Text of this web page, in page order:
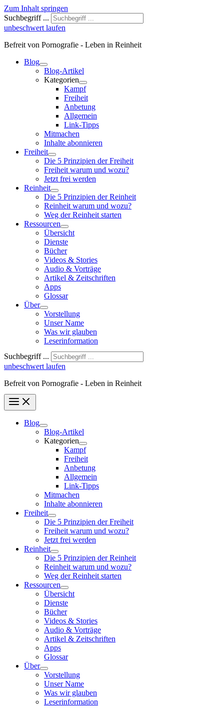
Zum Inhalt springen
Suchbegriff ...
unbeschwert laufen
Befreit von Pornografie - Leben in Reinheit
Blog
Blog-Artikel
Kategorien
Kampf
Freiheit
Anbetung
Allgemein
Link-Tipps
Mitmachen
Inhalte abonnieren
Freiheit
Die 5 Prinzipien der Freiheit
Freiheit warum und wozu?
Jetzt frei werden
Reinheit
Die 5 Prinzipien der Reinheit
Reinheit warum und wozu?
Weg der Reinheit starten
Ressourcen
Übersicht
Dienste
Bücher
Videos & Stories
Audio & Vorträge
Artikel & Zeitschriften
Apps
Glossar
Über
Vorstellung
Unser Name
Was wir glauben
Leser­infor­mation
Suchbegriff ...
unbeschwert laufen
Befreit von Pornografie - Leben in Reinheit
Blog
Blog-Artikel
Kategorien
Kampf
Freiheit
Anbetung
Allgemein
Link-Tipps
Mitmachen
Inhalte abonnieren
Freiheit
Die 5 Prinzipien der Freiheit
Freiheit warum und wozu?
Jetzt frei werden
Reinheit
Die 5 Prinzipien der Reinheit
Reinheit warum und wozu?
Weg der Reinheit starten
Ressourcen
Übersicht
Dienste
Bücher
Videos & Stories
Audio & Vorträge
Artikel & Zeitschriften
Apps
Glossar
Über
Vorstellung
Unser Name
Was wir glauben
Leser­infor­mation